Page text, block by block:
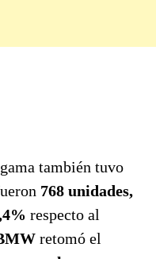
también tuvo
768 unidades,
respecto al
retomó el